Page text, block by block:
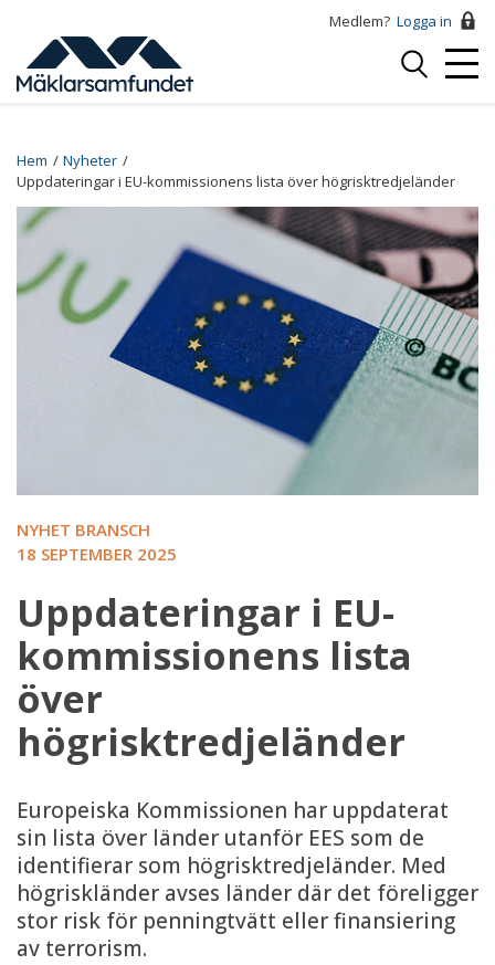
huvudinnehåll
Medlem? Logga in
Logga
Breadcrumb
Hem
Nyheter
Uppdateringar i EU-kommissionens lista över högrisktredjeländer
NYHET BRANSCH
18 SEPTEMBER 2025
Uppdateringar i EU-
kommissionens lista
över
högrisktredjeländer
Europeiska Kommissionen har uppdaterat
sin lista över länder utanför EES som de
identifierar som högrisktredjeländer. Med
högriskländer avses länder där det föreligger
stor risk för penningtvätt eller finansiering
av terrorism.